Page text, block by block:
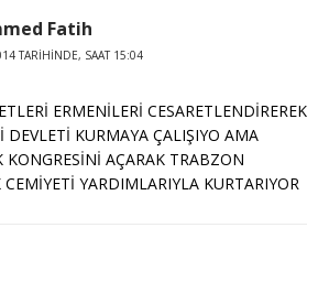
Fatih
TARIHINDE, SAAT 15:04
ERMENİLERİ CESARETLENDİREREK
DEVLETİ KURMAYA ÇALIŞIYO AMA
KONGRESİNİ AÇARAK TRABZON
YARDIMLARIYLA KURTARIYOR